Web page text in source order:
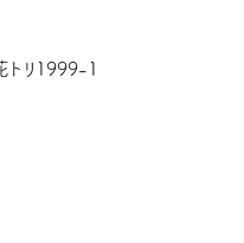
リ1999-1